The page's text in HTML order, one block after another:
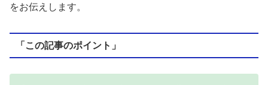
をお伝えします。
「この記事のポイント」